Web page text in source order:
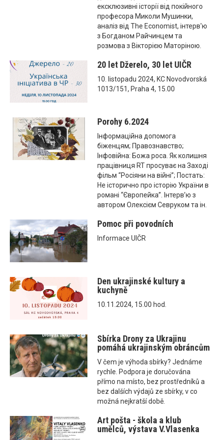
ексклюзивні історії від покійного
професора Миколи Мушинки,
аналіз від The Economist, інтерв'ю
з Богданом Райчинцем та
розмова з Вікторією Маторіною.
20 let Džerelo, 30 let UIČR
10. listopadu 2024, KC Novodvorská
1013/151, Praha 4, 15.00
Porohy 6.2024
Інформаційна допомога
біженцям; Правознавство;
Інфовійна: Божа роса. Як колишня
працівниця RT просуває на Заході
фільм “Росіяни на війні”; Постать:
Не історично про історію України в
романі “Європейка”. Інтерв’ю з
автором Олексієм Севруком та ін.
Pomoc při povodních
Informace UIČR
Den ukrajinské kultury a
kuchyně
10.11.2024, 15.00 hod.
Sbírka Drony za Ukrajinu
pomáhá ukrajinským obráncům
V čem je výhoda sbírky? Jednáme
rychle. Podpora je doručována
přímo na místo, bez prostředníků a
bez dalších výdajů ze sbírky, v co
možná nejkratší době.
Art pošta - škola a klub
umělců, výstava V.Vlasenka